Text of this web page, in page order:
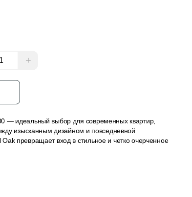
+
— идеальный выбор для современных квартир,
изысканным дизайном и повседневной
превращает вход в стильное и четко очерченное